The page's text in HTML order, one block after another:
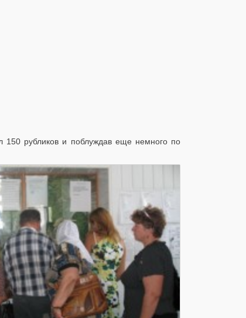
150 рубликов и поблуждав еще немного по